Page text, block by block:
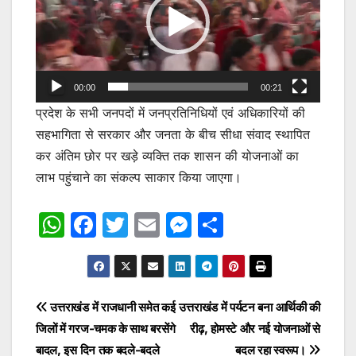
00:00 00:21
प्रदेश के सभी जनपदों में जनप्रतिनिधियों एवं अधिकारियों की
सहभागिता से सरकार और जनता के बीच सीधा संवाद स्थापित
कर अंतिम छोर पर खड़े व्यक्ति तक शासन की योजनाओं का
लाभ पहुंचाने का संकल्प साकार किया जाएगा।
W
s
A
F
a
c
e
b
T
w
itt
er
E
m
ai
l
M
e
s
s
e
h
ar
e
Post
navigation
उत्तराखंड में पर्यटन बना आर्थिकी की
रीढ़, होमस्टे और नई योजनाओं से
बदल रहा स्वरूप।
उत्तराखंड में राजधानी समेत कई
जिलों में गरज-चमक के साथ बरसेंगे
बादल, इस दिन तक बदले-बदले